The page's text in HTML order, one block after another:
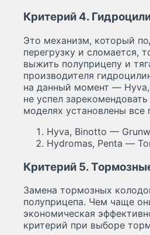
Критерий 4.
Это механизм, который
перегрузку и сломается,
выжить полуприцепу и
производителя
на данный момент —
не успел
моделях установлены
Hyva, Binotto —
Hydromas, Penta —
Критерий 5.
Замена тормозных
полуприцепа. Чем чаще
экономическая
критерий при выборе